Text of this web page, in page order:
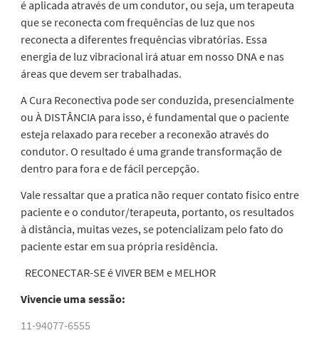
é aplicada através de um condutor, ou seja, um terapeuta
que se reconecta com frequências de luz que nos
reconecta a diferentes frequências vibratórias. Essa
energia de luz vibracional irá atuar em nosso DNA e nas
áreas que devem ser trabalhadas.
ACura Reconectiva pode ser conduzida, presencialmente
ou À DISTÂNCIA para isso, é fundamental que o paciente
esteja relaxado para receber a reconexão através do
condutor. O resultado é uma grande transformação de
dentro para fora e de fácil percepção.
Vale ressaltar quea pratica não requer contato físico entre
paciente e o condutor/terapeuta, portanto, os resultados
à distância, muitas vezes, se potencializam pelo fato do
paciente estar em sua própria residência.
RECONECTAR-SE é VIVER BEM e MELHOR
Vivencie uma sessão:
11-94077-6555